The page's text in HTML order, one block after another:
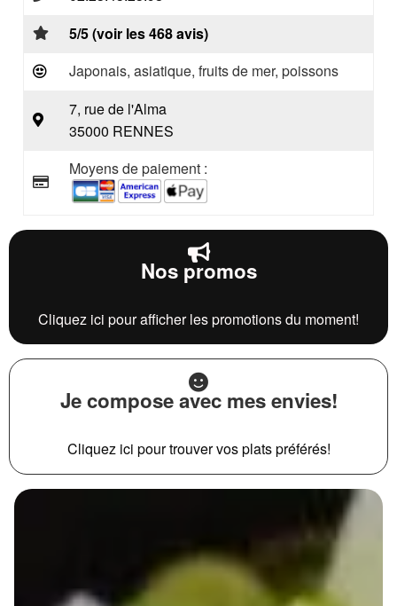
5/5 (voir les 468 avis)
Japonais, asiatique, fruits de mer, poissons
7, rue de l'Alma
35000 RENNES
Moyens de paiement :
Nos promos
Cliquez ici pour afficher les promotions du moment!
Je compose avec mes envies!
Cliquez ici pour trouver vos plats préférés!